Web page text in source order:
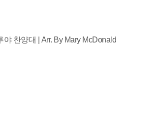
야 찬양대 | Arr. By Mary McDonald